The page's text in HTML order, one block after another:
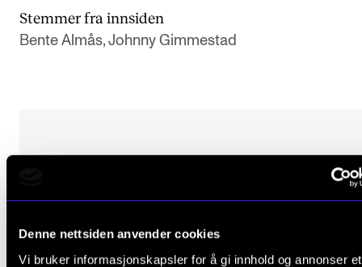
Denne nettsiden anvender cookies
Vi bruker informasjonskapsler for å gi innhold og annonser et
Stemmer fra innsiden
Bente Almås, Johnny Gimmestad